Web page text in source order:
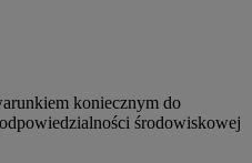
koniecznym do
środowiskowej